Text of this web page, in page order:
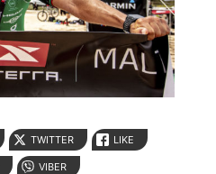
TWITTER LIKE
VIBER